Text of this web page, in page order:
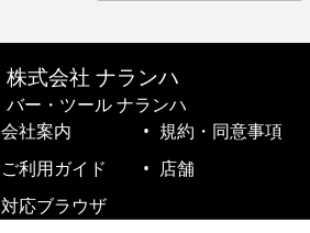
株式会社 ナランハ
バー・ツール ナランハ
会社案内
規約・同意事項
ご利用ガイド
店舗
対応ブラウザ